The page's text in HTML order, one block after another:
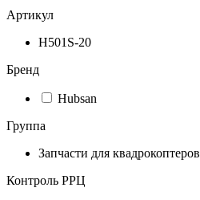
Артикул
H501S-20
Бренд
Hubsan
Группа
Запчасти для квадрокоптеров
Контроль РРЦ